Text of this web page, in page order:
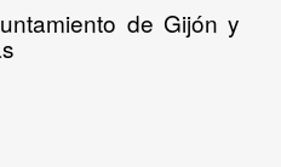
de Gijón y